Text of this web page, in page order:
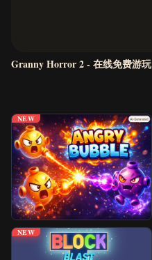
逃脱游戏
益智游戏
动作与赛车游戏
经典游戏
IO 游戏
Granny Horror 2 - 在线免费游玩
NEW
NEW